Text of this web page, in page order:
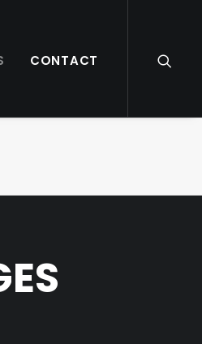
CONTACT